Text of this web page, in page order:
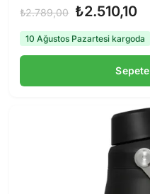
₺2.789,00 ₺2.510,10
10 Ağustos Pazartesi kargoda